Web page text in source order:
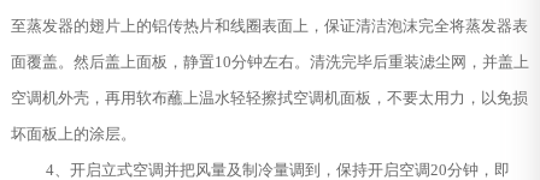
至蒸发器的翅片上的铝传热片和线圈表面上，保证清洁泡沫完全将蒸发器表
面覆盖。然后盖上面板，静置10分钟左右。清洗完毕后重装滤尘网，并盖上
空调机外壳，再用软布蘸上温水轻轻擦拭空调机面板，不要太用力，以免损
坏面板上的涂层。
4、开启立式空调并把风量及制冷量调到，保持开启空调20分钟，即